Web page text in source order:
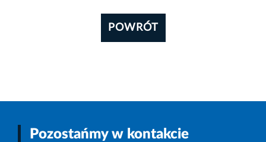
POWRÓT
Pozostańmy w kontakcie